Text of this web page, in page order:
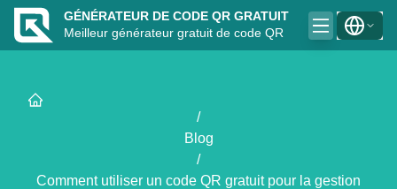
GÉNÉRATEUR DE CODE QR GRATUIT
Meilleur générateur gratuit de code QR
/
Blog
/
Comment utiliser un code QR gratuit pour la gestion